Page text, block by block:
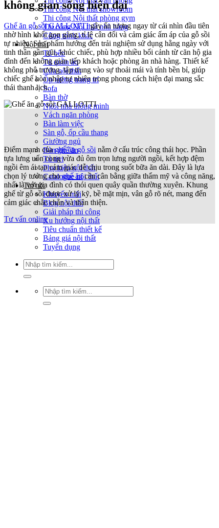
Thi công Nội thất showroom
Thi công Nội thất phòng gym
Thi công Nội thất nhà hàng
Công trình khác
Nội thất
Tủ bếp
Tủ quần áo
Cửa nội thất
Ốp tường trang trí
Sofa
Bàn thờ
Ngôi nhà thông minh
Vách ngăn phòng
Bàn làm việc
Sàn gỗ, ốp cầu thang
Giường ngủ
Bàn ghế ăn
Tủ tivi
Phụ kiện nội thất
Catalogue nội thất
Tin tức
Khuyến mãi
Blog nội thất
Giải pháp thi công
Xu hướng nội thất
Tiêu chuẩn thiết kế
Bảng giá nội thất
Tuyển dụng
Tìm
kiếm:
Tìm
kiếm:
không gian sống hiện đại
Ghế ăn gỗ sồi GALLOTTIgây ấn tượng ngay từ cái nhìn đầu tiên
nhờ hình khối gọn gàng, tỉ lệ cân đối và cảm giác ấm áp của gỗ sồi
tự nhiên. Sản phẩm hướng đến trải nghiệm sử dụng hằng ngày với
tinh thần gần gũi, khúc chiếc, phù hợp nhiều bối cảnh từ căn hộ gia
đình đến không gian tiếp khách hoặc phòng ăn nhà hàng. Thiết kế
không phô trương, tập trung vào sự thoải mái và tính bền bỉ, giúp
chiếc ghế hòa nhập tự nhiên trong phong cách hiện đại mang sắc
thái thanh lịch.
Điểm mạnh củaghế ăn gỗ sồi nằm ở cấu trúc công thái học. Phần
tựa lưng uốn cong vừa đủ ôm trọn lưng người ngồi, kết hợp đệm
ngồi êm ái tạo cảm giác dễ chịu trong suốt bữa ăn dài. Đây là lựa
chọn lý tưởng choghế ăncần cân bằng giữa thẩm mỹ và công năng,
nhất là với gia đình có thói quen quây quần thường xuyên. Khung
ghế từ gỗ sồi được xử lý kỹ, bề mặt mịn, vân gỗ rõ nét, mang đến
cảm giác chắc chắn và thân thiện.
Tư vấn online